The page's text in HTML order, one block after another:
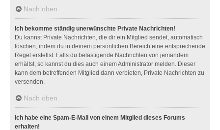
Nach oben
Ich bekomme ständig unerwünschte Private Nachrichten!
Du kannst Private Nachrichten, die dir ein Mitglied sendet, automatisch
löschen, indem du in deinem persönlichen Bereich eine entsprechende
Regel erstellst. Falls du belästigende Nachrichten von jemandem
erhältst, so kannst du dies auch einem Administrator melden. Dieser
kann dem betreffenden Mitglied dann verbieten, Private Nachrichten zu
versenden.
Nach oben
Ich habe eine Spam-E-Mail von einem Mitglied dieses Forums
erhalten!